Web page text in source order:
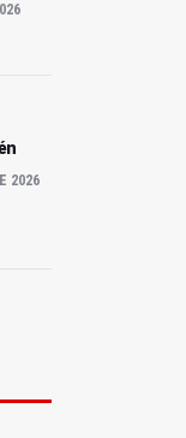
2026